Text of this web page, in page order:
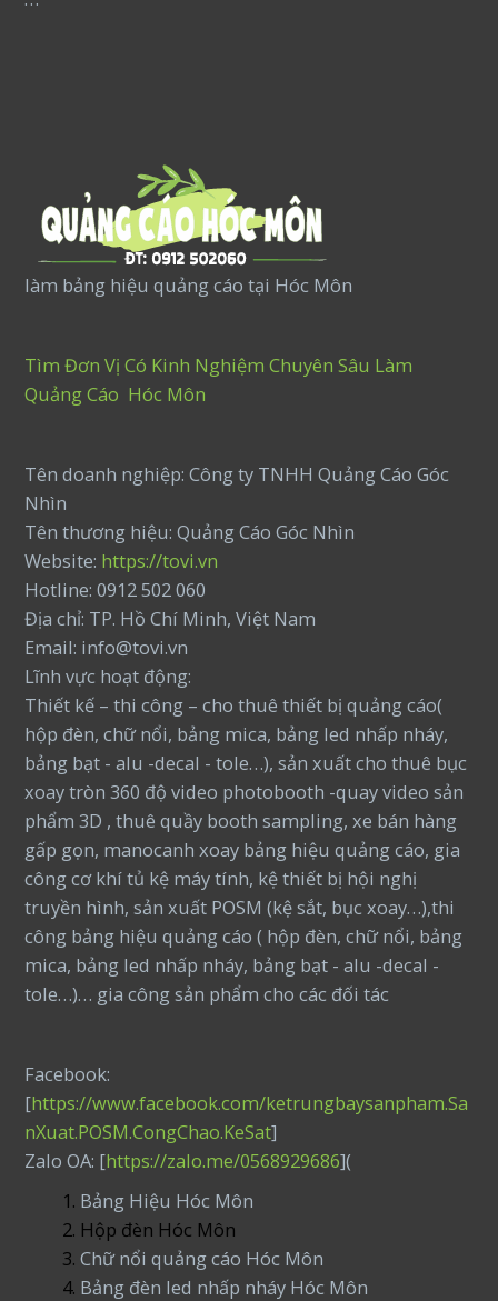
làm bảng hiệu quảng cáo tại Hóc Môn
Tìm Đơn Vị Có Kinh Nghiệm Chuyên Sâu Làm
Quảng Cáo Hóc Môn
Tên doanh nghiệp: Công ty TNHH Quảng Cáo Góc
Nhìn
Tên thương hiệu: Quảng Cáo Góc Nhìn
Website: https://tovi.vn
Hotline: 0912 502 060
Địa chỉ: TP. Hồ Chí Minh, Việt Nam
Email: info@tovi.vn
Lĩnh vực hoạt động:
Thiết kế – thi công – cho thuê thiết bị quảng cáo(
hộp đèn, chữ nổi, bảng mica, bảng led nhấp nháy,
bảng bạt - alu -decal - tole…), sản xuất cho thuê bục
xoay tròn 360 độ video photobooth -quay video sản
phẩm 3D , thuê quầy booth sampling, xe bán hàng
gấp gọn, manocanh xoay bảng hiệu quảng cáo, gia
công cơ khí tủ kệ máy tính, kệ thiết bị hội nghị
truyền hình, sản xuất POSM (kệ sắt, bục xoay…),thi
công bảng hiệu quảng cáo ( hộp đèn, chữ nổi, bảng
mica, bảng led nhấp nháy, bảng bạt - alu -decal -
tole…)… gia công sản phẩm cho các đối tác
Facebook:
[https://www.facebook.com/ketrungbaysanpham.Sa
nXuat.POSM.CongChao.KeSat]
Zalo OA: [https://zalo.me/0568929686](
Bảng Hiệu Hóc Môn
Hộp đèn Hóc Môn
Chữ nổi quảng cáo Hóc Môn
Bảng đèn led nhấp nháy Hóc Môn